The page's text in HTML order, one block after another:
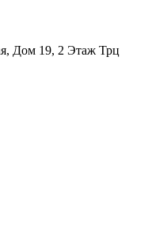
Дом 19, 2 Этаж Трц